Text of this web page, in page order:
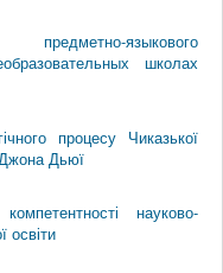
языкового
школах
процесу Чиказької
Дьюї
науково-
освіти